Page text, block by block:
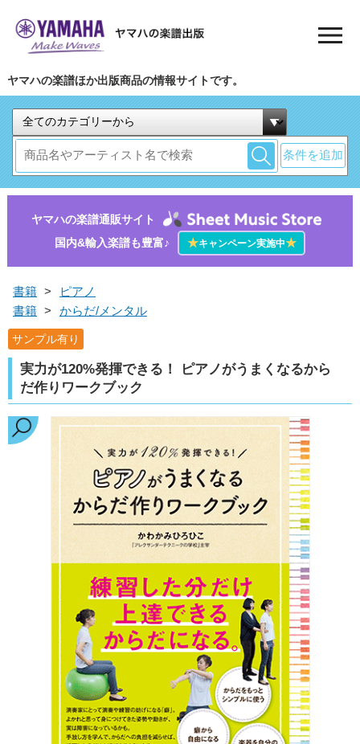
ヤマハの楽譜ほか出版商品の情報サイトです。
条件を追加
ヤマハの楽譜通販サイト
国内&輸入楽譜も豊富♪
★キャンペーン実施中★
書籍 >
ピアノ
書籍 > からだ/メンタル
サンプル有り
実力が120%発揮できる！ ピアノがうまくなるから
だ作りワークブック